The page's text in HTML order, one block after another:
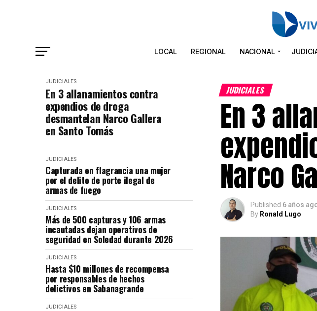
LOCAL REGIONAL NACIONAL
JUDICIALES
En 3 allanamientos contra
expendios de droga
desmantelan Narco Gallera
en Santo Tomás
JUDICIALES
Capturada en flagrancia una mujer
por el delito de porte ilegal de
armas de fuego
JUDICIALES
Más de 500 capturas y 106 armas
incautadas dejan operativos de
seguridad en Soledad durante 2026
JUDICIALES
Hasta $10 millones de recompensa
por responsables de hechos
delictivos en Sabanagrande
JUDICIALES
JUDICIALES
En 3
Narco
Published 6 años
By Ronald Lugo